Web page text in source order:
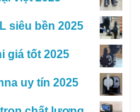
siêu bền 2025
giá tốt 2025
uy tín 2025